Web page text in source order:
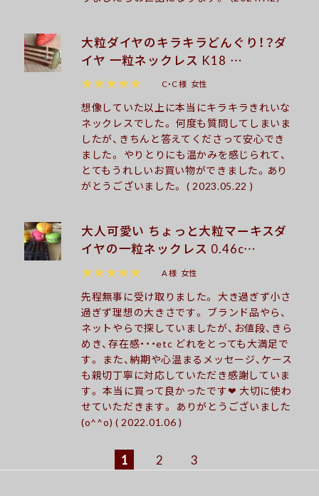
大粒ダイヤのキラキラどんぐり！？ダ
イヤ 一粒ネックレス K18 …
★★★★★
C・C 様 女性
想像していた以上に本当にキラキラきれいな
ネックレスでした。 何度も質問してしまいま
したが、きちんと答えてくださって安心でき
ました。 やりとりにも温かみを感じられて、
とてもうれしいお買い物ができました。あり
がとうございました。 ( 2023.05.22 )
大人可愛い ちょっと大粒マーキスダ
イヤの一粒ネックレス 0.46c…
★★★★★
A 様 女性
先程無事に受け取りました。 大き過ぎず小さ
過ぎず理想の大きさです。 ブランド品やら、
ネットやらで探していましたが、お値段、きら
めき、存在感・・・etc どれをとっても大満足で
す。 また、納期や心温まるメッセージ、ケース
も親切丁寧に対応していただき感謝していま
す。 本当に買って良かったです❤︎ 大切に使わ
せていただきます。 ありがとうございました
(o^^o) ( 2022.01.06 )
1 2 3